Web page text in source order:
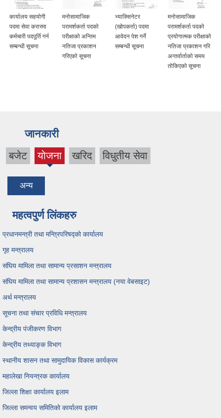
कार्यालय सहयोगी
पदमा सेवा करारमा
कर्मचारी पदपूर्ति गर्न
सम्बन्धी सूचना
मनोसामाजिक
परामर्शकर्ता पदको
परीक्षाको अन्तिम
नतिजा प्रकाशन
गरिएको सूचना
भ्याक्सिनेटर
(खोपकर्ता) पदमा
आवेदन पेश गर्ने
सम्बन्धी सूचना
मनोसामाजिक
परामर्शकर्ता पदको
प्रयोगात्मक परीक्षाको
नतिजा प्रकाशन गरि
अन्तर्वार्ताको समय
तोकिएको सूचना
जानकारी
बजेट योजना
(active
खरिद विधुतीय सेवा
अन्य
महत्वपुर्ण लिंकहरु
प्रधानमन्त्री तथा मन्त्रिपरिषद्को कार्यालय
गृह मन्त्रालय
संघिय मामिला तथा सामान्य प्रसाशन मन्त्रालय
संघिय मामिला तथा सामान्य प्रशासन मन्त्रालय (नया वेबसाइट)
अर्थ मन्त्रालय
सूचना तथा संचार प्रविधि मन्त्रालय
केन्द्रीय पंजीकरण विभाग
केन्द्रीय तथ्याङ्क विभाग
स्थानीय शासन तथा सामुदायिक विकास कार्यक्रम
महालेखा नियन्त्रक कार्यालय
जिल्ला शिक्षा कार्यालय इलाम
जिल्ला समन्वय समितिको कार्यालय इलाम